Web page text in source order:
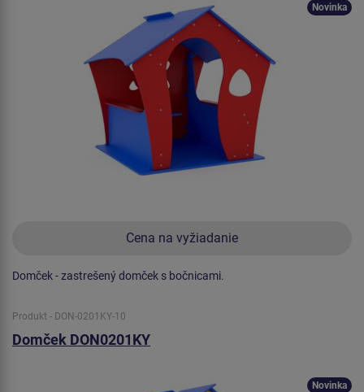
Cena na vyžiadanie
Novinka
Domček - zastrešený domček s bočnicami.
Produkt - DON-0201KY-10
Domček DON0201KY
Novinka